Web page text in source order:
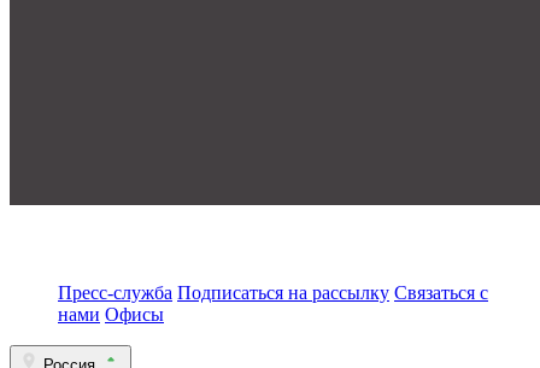
Пресс-служба Подписаться на рассылку Связаться с
нами Офисы